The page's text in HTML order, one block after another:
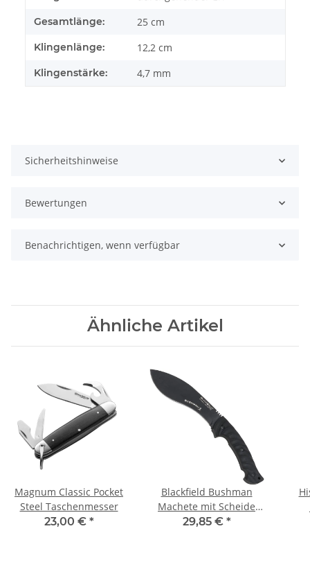
Gesamtlänge: 25 cm
Klingenlänge: 12,2 cm
Klingenstärke: 4,7 mm
Sicherheitshinweise
Bewertungen
Benachrichtigen, wenn verfügbar
Ähnliche Artikel
Magnum Classic Pocket
Steel Taschenmesser
23,00 € *
Blackfield Bushman
Machete mit Scheide
Buschmesser
29,85 € *